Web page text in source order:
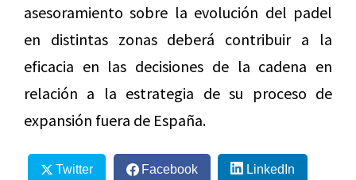
asesoramiento sobre la evolución del padel
en distintas zonas deberá contribuir a la
eficacia en las decisiones de la cadena en
relación a la estrategia de su proceso de
expansión fuera de España.
Twitter Facebook LinkedIn